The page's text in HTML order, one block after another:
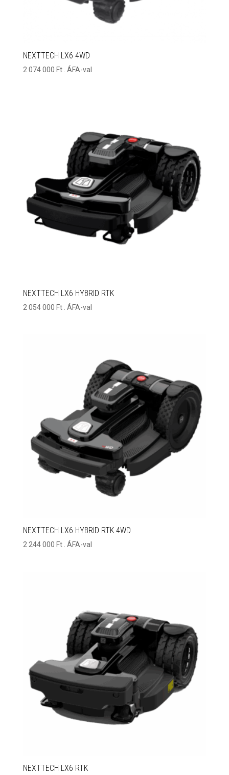
NEXTTECH LX6 4WD
2 074 000 Ft . ÁFA-val
NEXTTECH LX6 HYBRID RTK
2 054 000 Ft . ÁFA-val
NEXTTECH LX6 HYBRID RTK 4WD
2 244 000 Ft . ÁFA-val
NEXTTECH LX6 RTK